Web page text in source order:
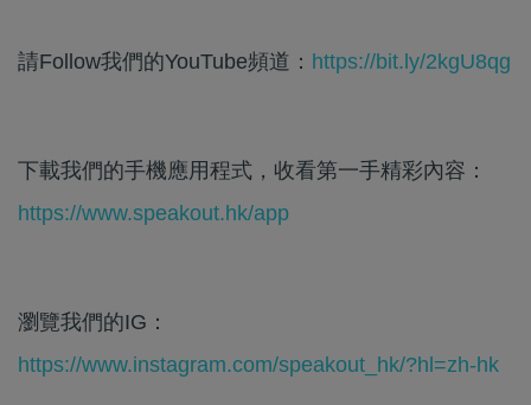
請Follow我們的YouTube頻道： https://bit.ly/2kgU8qg
下載我們的手機應用程式，收看第一手精彩內容：
https://www.speakout.hk/app
瀏覽我們的IG：
https://www.instagram.com/speakout_hk/?hl=zh-hk